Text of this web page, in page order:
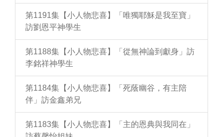
第1191集【小人物悲喜】「唯獨耶穌是我至寶」
訪劉恩平神學生
第1188集【小人物悲喜】「從無神論到獻身」訪
李銘祥神學生
第1184集【小人物悲喜】「死蔭幽谷，有主陪
伴」訪金鑫弟兄
第1183集【小人物悲喜】「主的恩典與我同在」